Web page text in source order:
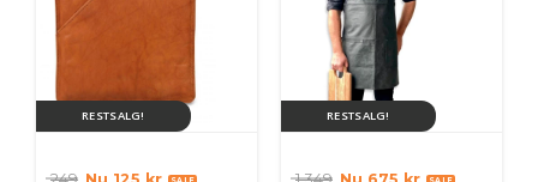
RESTSALG! RESTSALG!